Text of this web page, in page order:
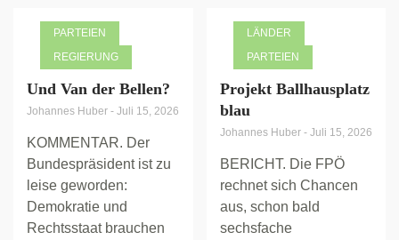
PARTEIEN
REGIERUNG
Und Van der Bellen?
Johannes Huber - Juli 15, 2026
KOMMENTAR. Der
Bundespräsident ist zu
leise geworden:
Demokratie und
Rechtsstaat brauchen
LÄNDER
PARTEIEN
Projekt Ballhausplatz
blau
Johannes Huber - Juli 15, 2026
BERICHT. Die FPÖ
rechnet sich Chancen
aus, schon bald
sechsfache